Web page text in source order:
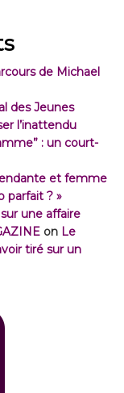
de Michael
des Jeunes
l’inattendu
: un court-
et femme
parfait ? »
une affaire
on Le
tiré sur un